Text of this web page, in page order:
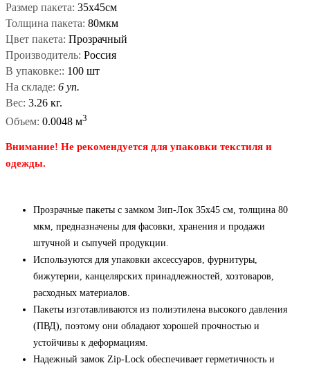
Размер пакета: 35x45см
Толщина пакета: 80мкм
Цвет пакета: Прозрачный
Производитель: Россия
В упаковке:: 100 шт
На складе: 6 уп.
Вес: 3.26 кг.
Объем: 0.0048 м3
Внимание! Не рекомендуется для упаковки текстиля и
одежды.
Прозрачные пакеты с замком Зип-Лок 35x45 см, толщина 80
мкм, предназначены для фасовки, хранения и продажи
штучной и сыпучей продукции.
Используются для упаковки аксессуаров, фурнитуры,
бижутерии, канцелярских принадлежностей, хозтоваров,
расходных материалов.
Пакеты изготавливаются из полиэтилена высокого давления
(ПВД), поэтому они обладают хорошей прочностью и
устойчивы к деформациям.
Надежный замок Zip-Lock обеспечивает герметичность и